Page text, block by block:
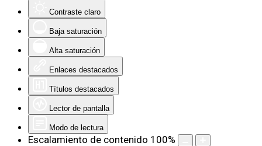
Contraste claro
Baja saturación
Alta saturación
Enlaces destacados
Títulos destacados
Lector de pantalla
Modo de lectura
Escalamiento de contenido 100%